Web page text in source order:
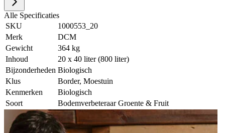
Alle Specificaties
SKU
1000553_20
Merk
DCM
Gewicht
364 kg
Inhoud
20 x 40 liter (800 liter)
Bijzonderheden Biologisch
Klus
Border, Moestuin
Kenmerken
Biologisch
Soort
Bodemverbeteraar Groente & Fruit